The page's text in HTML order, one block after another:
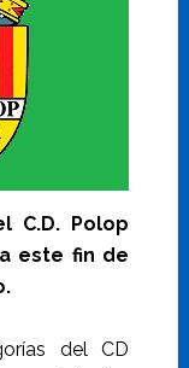
C.D. Polop
este fin de
del CD